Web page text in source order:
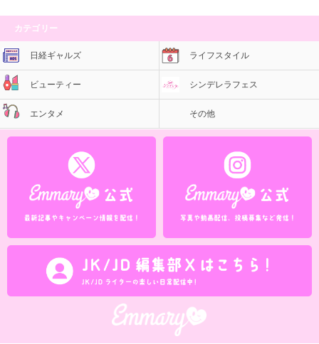
カテゴリー
日経ギャルズ ライフスタイル
ビューティー シンデレラフェス
エンタメ その他